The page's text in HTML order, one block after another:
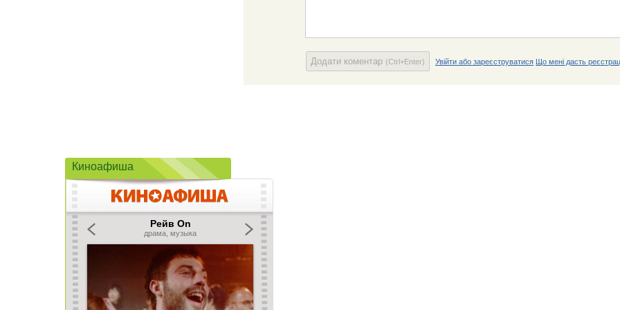
Додати коментар (Ctrl+Enter) Увійти або зареєструватися Що мені дасть
Киноафиша